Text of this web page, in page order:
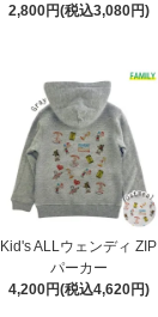
2,800円(税込3,080円)
Kid's ALLウェンディ ZIP
パーカー
4,200円(税込4,620円)